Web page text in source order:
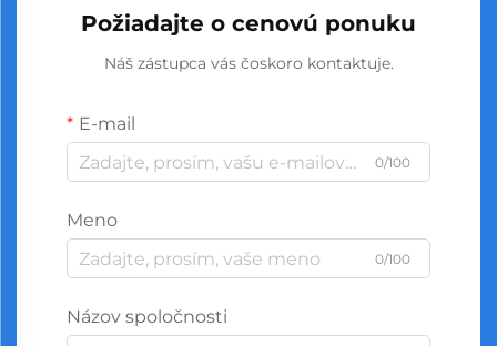
Požiadajte o cenovú ponuku
Náš zástupca vás čoskoro kontaktuje.
E-mail
0/100
Meno
0/100
Názov spoločnosti